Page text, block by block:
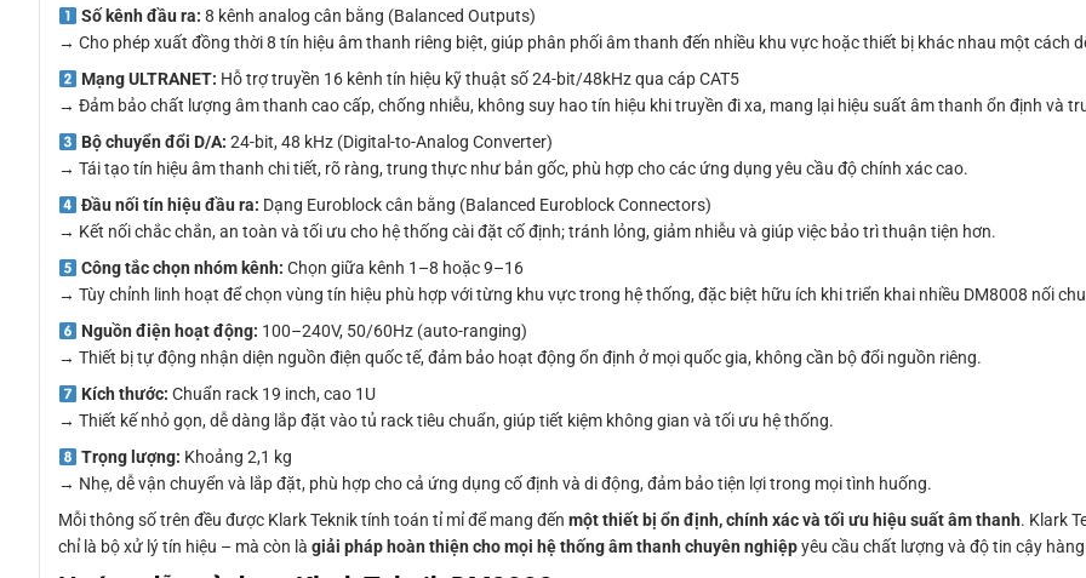
Số kênh đầu ra: 8 kênh analog cân bằng (Balanced Outputs)
→ Cho phép xuất đồng thời 8 tín hiệu âm thanh riêng biệt, giúp phân phối âm thanh đến nhiều khu vực hoặc thiết bị khác nhau một cách
Mạng ULTRANET: Hỗ trợ truyền 16 kênh tín hiệu kỹ thuật số 24-bit/48kHz qua cáp CAT5
→ Đảm bảo chất lượng âm thanh cao cấp, chống nhiễu, không suy hao tín hiệu khi truyền đi xa, mang lại hiệu suất âm thanh ổn định và
Bộ chuyển đổi D/A: 24-bit, 48 kHz (Digital-to-Analog Converter)
→ Tái tạo tín hiệu âm thanh chi tiết, rõ ràng, trung thực như bản gốc, phù hợp cho các ứng dụng yêu cầu độ chính xác cao.
Đầu nối tín hiệu đầu ra: Dạng Euroblock cân bằng (Balanced Euroblock Connectors)
→ Kết nối chắc chắn, an toàn và tối ưu cho hệ thống cài đặt cố định; tránh lỏng, giảm nhiễu và giúp việc bảo trì thuận tiện hơn.
Công tắc chọn nhóm kênh: Chọn giữa kênh 1–8 hoặc 9–16
→ Tùy chỉnh linh hoạt để chọn vùng tín hiệu phù hợp với từng khu vực trong hệ thống, đặc biệt hữu ích khi triển khai nhiều DM8008 nối
Nguồn điện hoạt động: 100–240V, 50/60Hz (auto-ranging)
→ Thiết bị tự động nhận diện nguồn điện quốc tế, đảm bảo hoạt động ổn định ở mọi quốc gia, không cần bộ đổi nguồn riêng.
Kích thước: Chuẩn rack 19 inch, cao 1U
→ Thiết kế nhỏ gọn, dễ dàng lắp đặt vào tủ rack tiêu chuẩn, giúp tiết kiệm không gian và tối ưu hệ thống.
Trọng lượng: Khoảng 2,1 kg
→ Nhẹ, dễ vận chuyển và lắp đặt, phù hợp cho cả ứng dụng cố định và di động, đảm bảo tiện lợi trong mọi tình huống.
Mỗi thông số trên đều được Klark Teknik tính toán tỉ mỉ để mang đến một thiết bị ổn định, chính xác và tối ưu hiệu suất âm thanh. Klark
chỉ là bộ xử lý tín hiệu – mà còn là giải pháp hoàn thiện cho mọi hệ thống âm thanh chuyên nghiệpyêu cầu chất lượng và độ tin cậy